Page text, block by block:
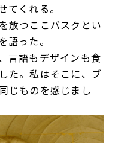
てくれる。
放つここバスクとい
語った。
言語もデザインも食
た。私はそこに、ブ
じものを感じまし